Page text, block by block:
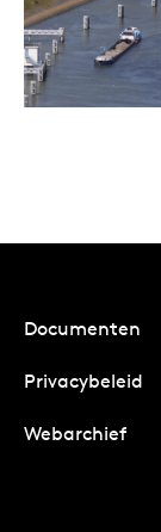
Documenten
Privacybeleid
Webarchief